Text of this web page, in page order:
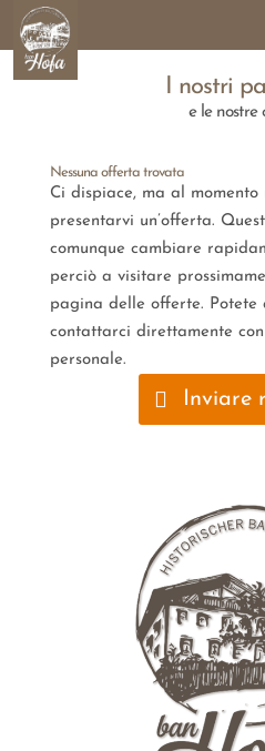
I nostri
e le nostre
Nessuna offerta trovata
Ci dispiace, ma al
presentarvi un’offerta.
comunque cambiare
perciò a visitare
pagina delle offerte. Potete
contattarci direttamente
personale.
Inviare